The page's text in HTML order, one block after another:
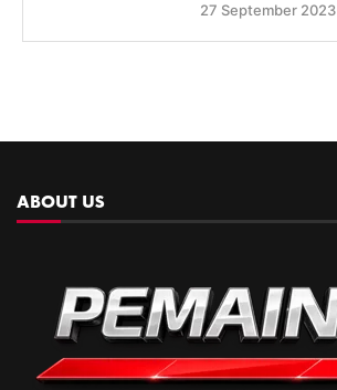
27 September 2023
ABOUT US